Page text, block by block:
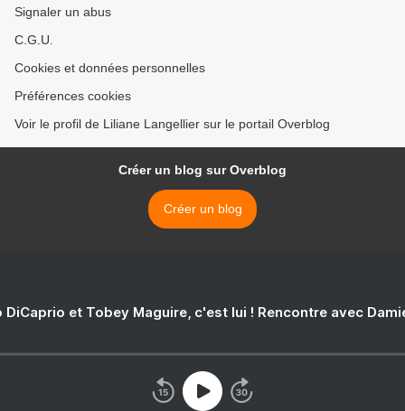
Signaler un abus
C.G.U.
Cookies et données personnelles
Préférences cookies
Voir le profil de Liliane Langellier sur le portail Overblog
Créer un blog sur Overblog
Créer un blog
DiCaprio et Tobey Maguire, c'est lui ! Rencontre avec